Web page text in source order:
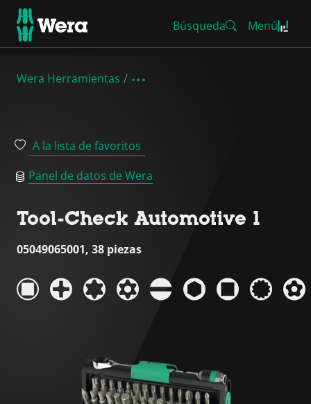
Búsqueda Menú
Wera Herramientas
A la lista de favoritos
Panel de datos de Wera
Tool-Check Automotive 1
05049065001, 38 piezas